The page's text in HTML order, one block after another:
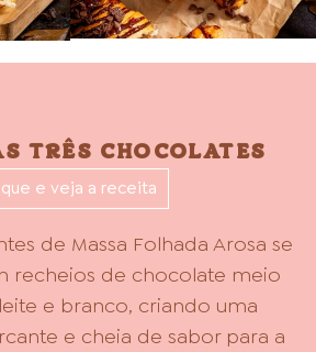
TRÊS CHOCOLATES
e veja a receita
de Massa Folhada Arosa se
recheios de chocolate meio
e branco, criando uma
e cheia de sabor para a